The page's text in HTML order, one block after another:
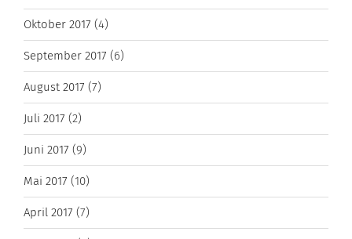
Oktober 2017 (4)
September 2017 (6)
August 2017 (7)
Juli 2017 (2)
Juni 2017 (9)
Mai 2017 (10)
April 2017 (7)